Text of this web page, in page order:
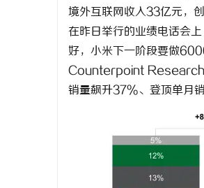
境外互联网收入33亿元，
在昨日举行的业绩电话会
好，小米下一阶段要做
Counterpoint Research
销量飙升37%、登顶单月销